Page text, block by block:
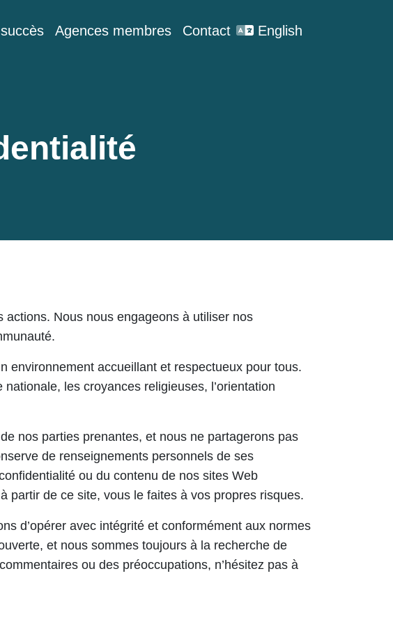
Agences membres Contact English
actions. Nous nous engageons à utiliser nos
environnement accueillant et respectueux pour tous.
les croyances religieuses, l’orientation
nos parties prenantes, et nous ne partagerons pas
de renseignements personnels de ses
ou du contenu de nos sites Web
partir de ce site, vous le faites à vos propres risques.
d’opérer avec intégrité et conformément aux normes
et nous sommes toujours à la recherche de
ou des préoccupations, n’hésitez pas à